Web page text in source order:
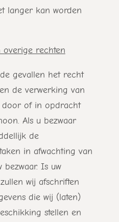
langer kan worden
overige rechten
gevallen het recht
de verwerking van
door of in opdracht
Als u bezwaar
de
in afwachting van
Is uw
wij afschriften
die wij (laten)
stellen en